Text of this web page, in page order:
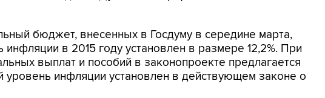
бюджет, внесенных в Госдуму в середине марта,
инфляции в 2015 году установлен в размере 12,2%. При
выплат и пособий в законопроекте предлагается
уровень инфляции установлен в действующем законе о